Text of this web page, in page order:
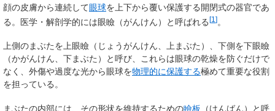
顔の皮膚から連続して眼球を上下から覆い保護する開閉式の器官であ
る。医学・解剖学的には眼瞼（がんけん）と呼ばれる[1 ]。
上側のまぶたを上眼瞼（じょうがんけん、上まぶた）、下側を下眼瞼
（かがんけん、下まぶた）と呼び、これらは眼球の乾燥を防ぐだけで
なく、外傷や過度な光から眼球を物理的に保護する極めて重要な役割
を担っている。
まぶたの内部には、その形状を維持するための瞼板 （けんばん）と呼